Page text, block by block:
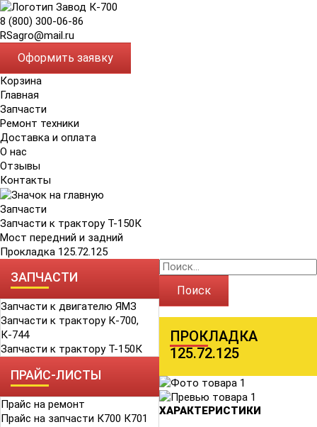
8 (800) 300-06-86
RSagro@mail.ru
Оформить заявку
Корзина
Главная
Запчасти
Ремонт техники
Доставка и оплата
О нас
Отзывы
Контакты
Запчасти
Запчасти к трактору Т-150К
Мост передний и задний
Прокладка 125.72.125
ЗАПЧАСТИ
Запчасти к двигателю ЯМЗ
Запчасти к трактору К-700,
К-744
Запчасти к трактору Т-150К
ПРАЙС-ЛИСТЫ
Прайс на ремонт
Прайс на запчасти К700 К701
Поиск
ПРОКЛАДКА
125.72.125
ХАРАКТЕРИСТИКИ